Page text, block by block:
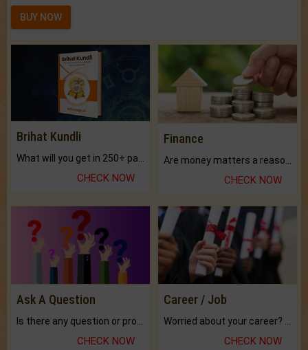
BUY NOW
Brihat Kundli
CHECK NOW
Finance
CHECK NOW
Ask A Question
CHECK NOW
Career / Job
CHECK NOW